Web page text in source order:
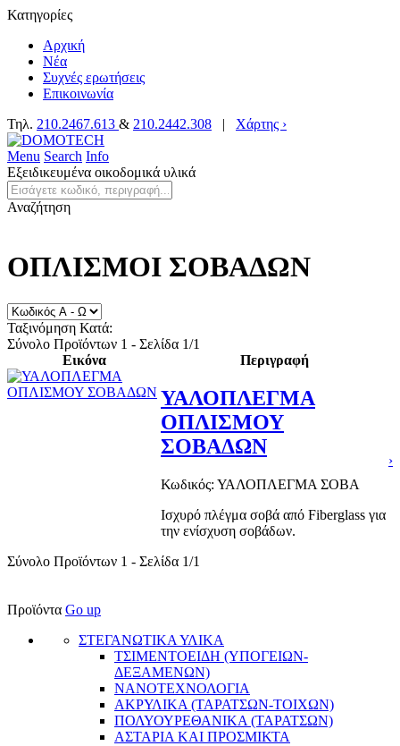
Κατηγορίες
Αρχική
Νέα
Συχνές ερωτήσεις
Επικοινωνία
Τηλ. 210.2467.613 & 210.2442.308 | Χάρτης ›
Menu Search Info
Εξειδικευμένα οικοδομικά υλικά
Αναζήτηση
ΟΠΛΙΣΜΟΙ ΣΟΒΑΔΩΝ
Ταξινόμηση Κατά:
Σύνολο Προϊόντων 1 - Σελίδα 1/1
Εικόνα
Περιγραφή
ΥΑΛΟΠΛΕΓΜΑ
ΟΠΛΙΣΜΟΥ
ΣΟΒΑΔΩΝ
Κωδικός: ΥΑΛΟΠΛΕΓΜΑ ΣΟΒΑ
Ισχυρό πλέγμα σοβά από Fiberglass για
την ενίσχυση σοβάδων.
›
Σύνολο Προϊόντων 1 - Σελίδα 1/1
Προϊόντα Go up
ΣΤΕΓΑΝΩΤΙΚΑ ΥΛΙΚΑ
ΤΣΙΜΕΝΤΟΕΙΔΗ (ΥΠΟΓΕΙΩΝ-
ΔΕΞΑΜΕΝΩΝ)
ΝΑΝΟΤΕΧΝΟΛΟΓΙΑ
ΑΚΡΥΛΙΚΑ (ΤΑΡΑΤΣΩΝ-ΤΟΙΧΩΝ)
ΠΟΛΥΟΥΡΕΘΑΝΙΚΑ (ΤΑΡΑΤΣΩΝ)
ΑΣΤΑΡΙΑ ΚΑΙ ΠΡΟΣΜΙΚΤΑ